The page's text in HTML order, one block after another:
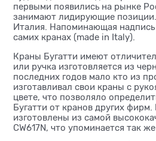
первыми появились на рынке
занимают лидирующие
Италия. Напоминающая надпись
самих кранах (made in Italy).
Краны Бугатти имеют
или ручка изготовляется из
последних годов мало кто из
изготавливал свои краны с
цвете, что позволяло
Бугатти от кранов других фирм.
изготовлены из самой
CW617N, что упоминается так